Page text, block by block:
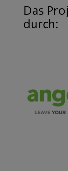
Das
durch: